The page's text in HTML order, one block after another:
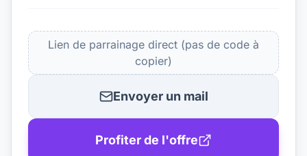
Lien de parrainage direct (pas de code à
copier)
Envoyer un mail
Profiter de l'offre